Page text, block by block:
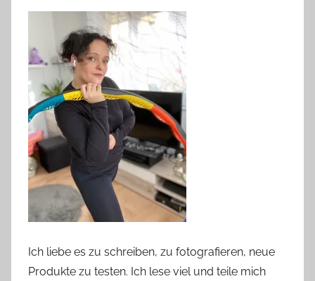
Ich liebe es zu schreiben, zu fotografieren, neue
Produkte zu testen. Ich lese viel und teile mich